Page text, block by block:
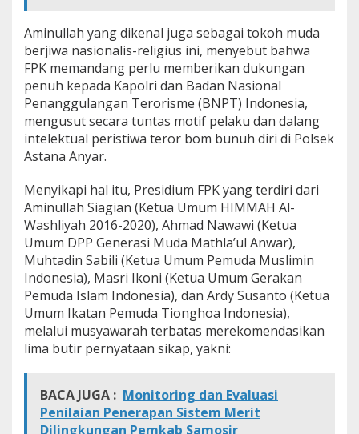
P
e
r
n
y
a
t
a
i
k
a
p
Aminullah yang dikenal juga sebagai tokoh muda
berjiwa nasionalis-religius ini, menyebut bahwa
FPK memandang perlu memberikan dukungan
penuh kepada Kapolri dan Badan Nasional
Penanggulangan Terorisme (BNPT) Indonesia,
mengusut secara tuntas motif pelaku dan dalang
intelektual peristiwa teror bom bunuh diri di Polsek
Astana Anyar.
Menyikapi hal itu, Presidium FPK yang terdiri dari
Aminullah Siagian (Ketua Umum HIMMAH Al-
Washliyah 2016-2020), Ahmad Nawawi (Ketua
Umum DPP Generasi Muda Mathla’ul Anwar),
Muhtadin Sabili (Ketua Umum Pemuda Muslimin
Indonesia), Masri Ikoni (Ketua Umum Gerakan
Pemuda Islam Indonesia), dan Ardy Susanto (Ketua
Umum Ikatan Pemuda Tionghoa Indonesia),
melalui musyawarah terbatas merekomendasikan
lima butir pernyataan sikap, yakni:
BACA JUGA : Monitoring dan Evaluasi
Penilaian Penerapan Sistem Merit
Dilingkungan Pemkab Samosir